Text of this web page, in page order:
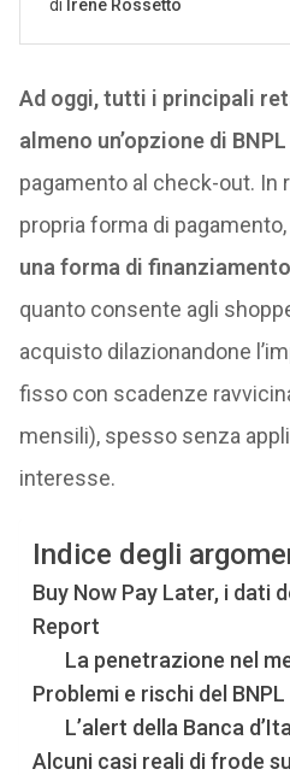
Ad oggi, tutti i principali
almeno un’opzione di BNPL
pagamento al check-out. In
propria forma di pagamento,
una forma di
quanto consente agli
acquisto dilazionandone
fisso con scadenze
mensili), spesso senza
interesse.
Indice degli
Buy Now Pay Later, i dati
Report
La penetrazione nel
Problemi e rischi del BNPL
L’alert della Banca
Alcuni casi reali di frode